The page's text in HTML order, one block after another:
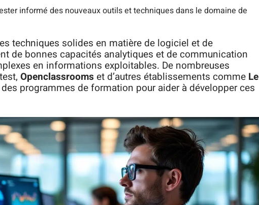
informé des nouveaux outils et techniques dans le domaine de
techniques solides en matière de logiciel et de
de bonnes capacités analytiques et de communication
en informations exploitables. De nombreuses
Openclassrooms et d’autres établissements comme Le
programmes de formation pour aider à développer ces